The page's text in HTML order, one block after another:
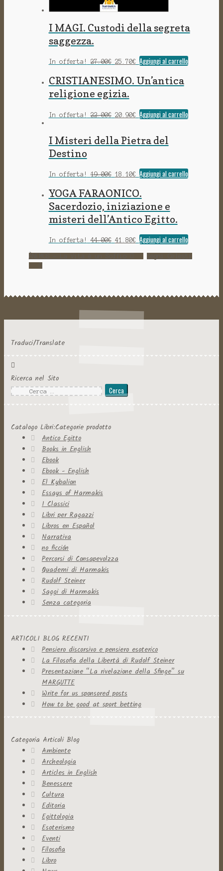
I MAGI. Custodi della segreta
saggezza.
In offerta! 27.00€ Il
prezzo
era:
27.00€.
25.70€Il
prezzo
è:
25.70€.
Aggiungi al carrello
CRISTIANESIMO. Un’antica
religione egizia.
In offerta! 22.00€ Il
prezzo
22.00€.
20.90€Il
prezzo
20.90€.
Aggiungi al carrello
I Misteri della Pietra del
Destino
In offerta! 19.00€
Il
prezzo
era:
19.00€.
18.10€Il
prezzo
è:
18.10€.
Aggiungi al carrello
YOGA FARAONICO.
Sacerdozio, iniziazione e
misteri dell’Antico Egitto.
In offerta! 44.00€
Il
prezzo
41.80€Il
prezzo
Aggiungi al carrello
Traduci/Translate
Ricerca nel Sito
Ricerca
Catalogo Libri:Categorie prodotto
Antico Egitto
Books in English
Ebook
Ebook - English
El Kybalion
Essays of Harmakis
I Classici
Libri per Ragazzi
Libros en Español
Narrativa
no ficción
Percorsi di Consapevolzza
Quaderni di Harmakis
Rudolf Steiner
Saggi di Harmakis
Senza categoria
ARTICOLI BLOG RECENTI
Pensiero discorsivo e pensiero esoterico
La Filosofia della Libertà di Rudolf Steiner
Presentazione “La rivelazione della Sfinge” su
MARGUTTE
Write for us sponsored posts
How to be good at sport betting
Categoria Articoli Blog
Ambiente
Archeologia
Articles in English
Benessere
Cultura
Editoria
Egittologia
Esoterismo
Eventi
Filosofia
Libro